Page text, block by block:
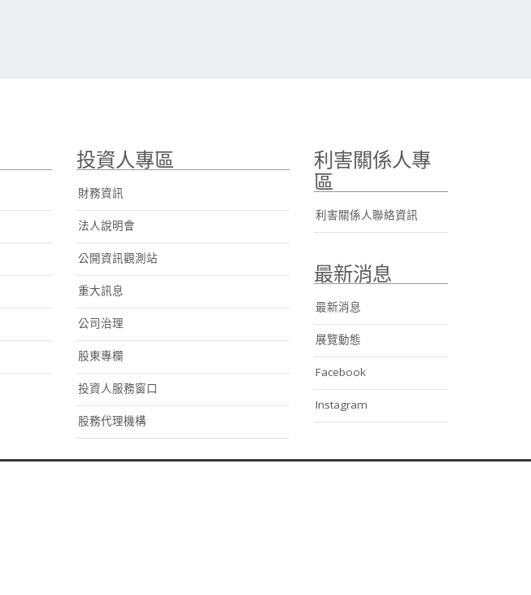
投資人專區
財務資訊
法人說明會
公開資訊觀測站
重大訊息
公司治理
股東專欄
投資人服務窗口
股務代理機構
利害關係人專
區
利害關係人聯絡資訊
最新消息
最新消息
展覽動態
Facebook
Instagram